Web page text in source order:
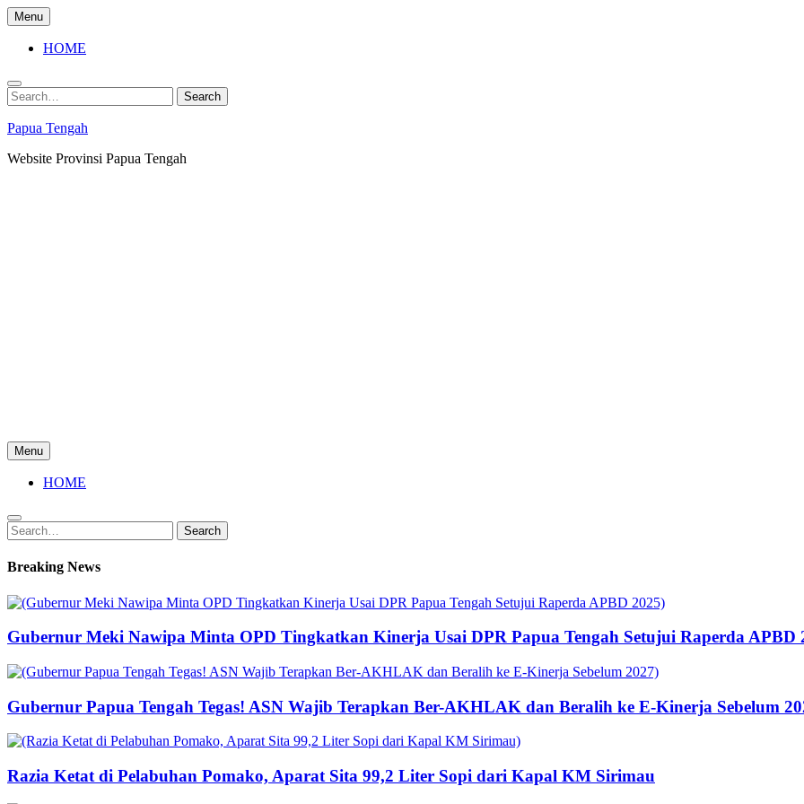
Skip
to
content
Menu
HOME
Search
for:
Search
Papua Tengah
Website Provinsi Papua Tengah
Menu
HOME
Search
for:
Search
Breaking News
Gubernur Meki Nawipa Minta OPD Tingkatkan Kinerja Usai DPR Papua Tengah Setujui Raperda APBD
Gubernur Papua Tengah Tegas! ASN Wajib Terapkan Ber-AKHLAK dan Beralih ke E-Kinerja Sebelum
Razia Ketat di Pelabuhan Pomako, Aparat Sita 99,2 Liter Sopi dari Kapal KM Sirimau